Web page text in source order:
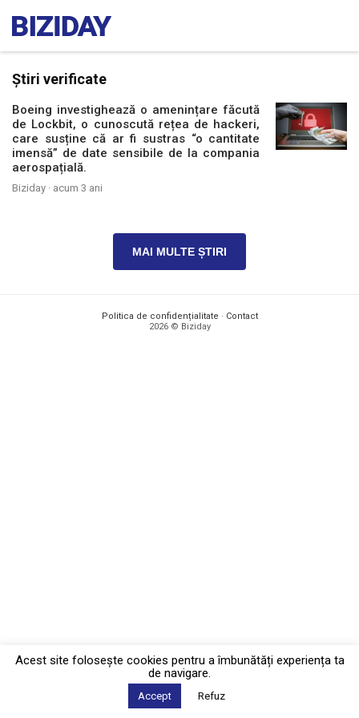
Știri verificate
Boeing investighează o amenințare făcută
de Lockbit, o cunoscută rețea de hackeri,
care susține că ar fi sustras “o cantitate
imensă” de date sensibile de la compania
aerospațială.
Biziday · acum 3 ani
MAI MULTE ȘTIRI
Politica de confidențialitate · Contact
2026 © Biziday
Acest site foloseşte cookies pentru a îmbunătăți experiența ta
de navigare.
Accept Refuz